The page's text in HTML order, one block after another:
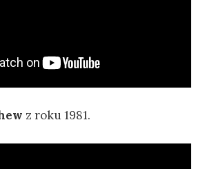
z roku 1981.